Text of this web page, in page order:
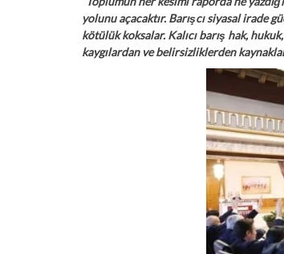
yolunu açacaktır. Barışcı siyasal irade
kötülük koksalar. Kalıcı barış hak,
kaygılardan ve belirsizliklerden